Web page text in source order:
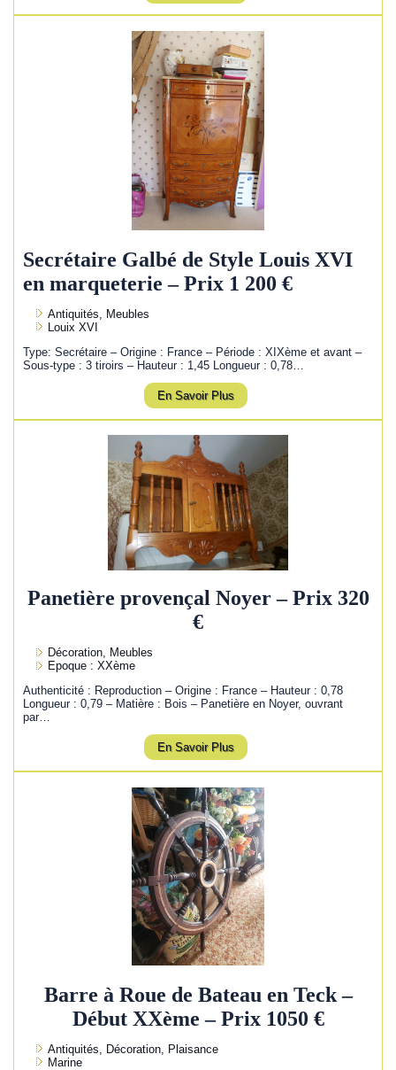
Secrétaire Galbé de Style Louis XVI
en marqueterie – Prix 1 200 €
Antiquités, Meubles
Louix XVI
Type: Secrétaire – Origine : France – Période : XIXème et avant –
Sous-type : 3 tiroirs – Hauteur : 1,45 Longueur : 0,78…
En Savoir Plus
Panetière provençal Noyer – Prix 320
€
Décoration, Meubles
Epoque : XXème
Authenticité : Reproduction – Origine : France – Hauteur : 0,78
Longueur : 0,79 – Matière : Bois – Panetière en Noyer, ouvrant
par…
En Savoir Plus
Barre à Roue de Bateau en Teck –
Début XXème – Prix 1050 €
Antiquités, Décoration, Plaisance
Marine